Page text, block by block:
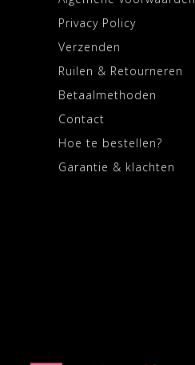
Privacy Policy
Verzenden
Ruilen & Retourneren
Betaalmethoden
Contact
Hoe te bestellen?
Garantie & klachten